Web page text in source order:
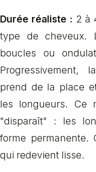
Durée réaliste : 2 à
type de cheveux.
boucles ou
Progressivement,
prend de la place
les longueurs. Ce
"disparaît" : les
forme permanente.
qui redevient lisse.